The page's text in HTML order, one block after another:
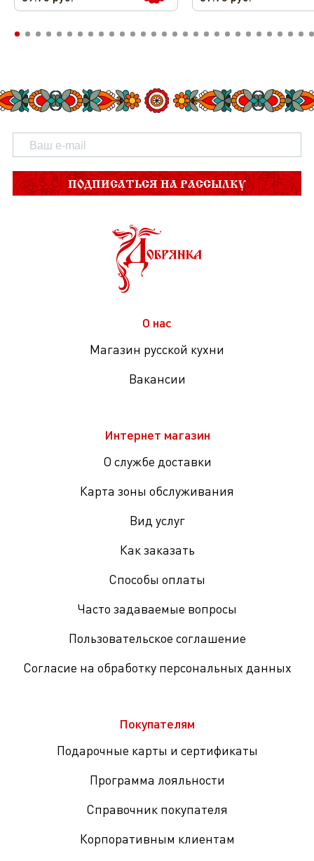
ПОДПИСАТЬСЯ НА РАССЫЛКУ
О нас
Магазин русской кухни
Вакансии
Интернет магазин
О службе доставки
Карта зоны обслуживания
Вид услуг
Как заказать
Способы оплаты
Часто задаваемые вопросы
Пользовательское соглашение
Согласие на обработку персональных данных
Покупателям
Подарочные карты и сертификаты
Программа лояльности
Справочник покупателя
Корпоративным клиентам